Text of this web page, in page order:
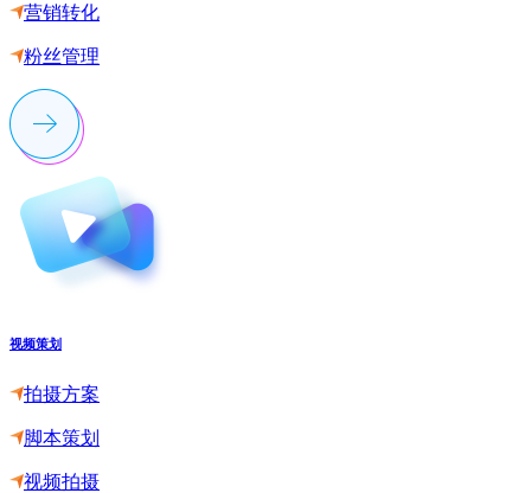
营销转化
粉丝管理
视频策划
拍摄方案
脚本策划
视频拍摄